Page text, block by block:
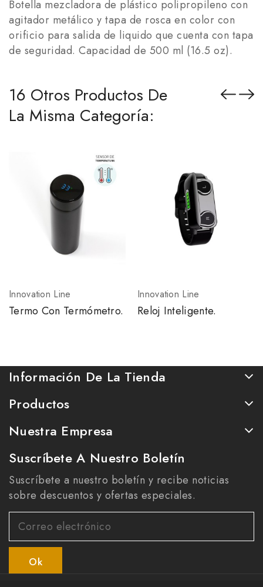
Botella mezcladora de plástico polipropileno con
agitador metálico y tapa de rosca en color con
orificio para salida de liquido que cuenta con tapa
de seguridad. Capacidad de 500 ml (16.5 oz).
16 Otros Productos De
La Misma Categoría:
Innovation Line
Termo Con Termómetro.
Innovation Line
Reloj Inteligente.
Información De La Tienda
Productos
Nuestra Empresa
Suscríbete A Nuestro Boletín
Suscríbete a nuestro boletín y recibe noticias
sobre descuentos y ofertas especiales.